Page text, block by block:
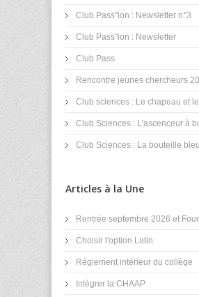
Club Pass"ion : Newsletter n°3
Club Pass"ion : Newsletter
Club Pass
Rencontre jeunes chercheurs
Club sciences : Le chapeau et
Club Sciences : L'ascenceur à
Club Sciences : La bouteille
Articles à la Une
Rentrée septembre 2026 et
Choisir l'option Latin
Réglement intérieur du collège
Intégrer la CHAAP